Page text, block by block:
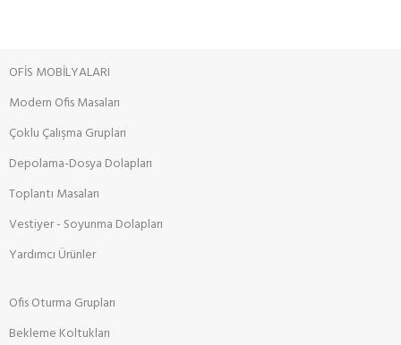
OFİS MOBİLYALARI
Modern Ofis Masaları
Çoklu Çalışma Grupları
Depolama-Dosya Dolapları
Toplantı Masaları
Vestiyer - Soyunma Dolapları
Yardımcı Ürünler
Ofis Oturma Grupları
Bekleme Koltukları